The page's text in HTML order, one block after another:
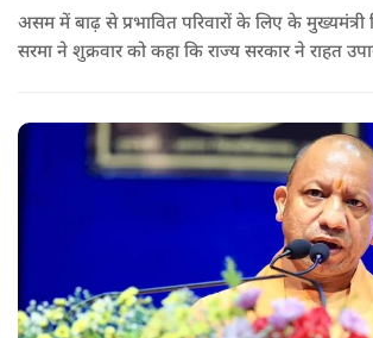
असम में बाढ़ से प्रभावित परिवारों के लिए के मुख्यमंत्री हिमंता बिस्वा
सरमा ने शुक्रवार को कहा कि राज्य सरकार ने राहत